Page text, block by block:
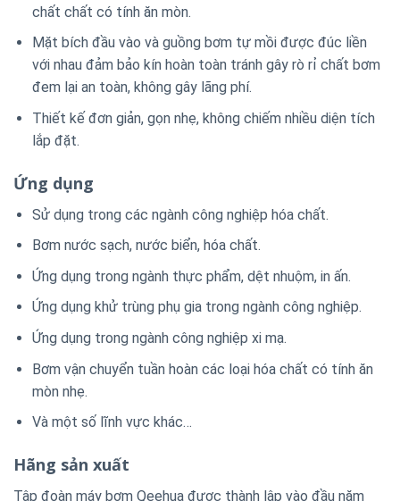
chất chất có tính ăn mòn.
Mặt bích đầu vào và guồng bơm tự mồi được đúc liền
với nhau đảm bảo kín hoàn toàn tránh gây rò rỉ chất bơm
đem lại an toàn, không gây lãng phí.
Thiết kế đơn giản, gọn nhẹ, không chiếm nhiều diện tích
lắp đặt.
Ứng dụng
Sử dụng trong các ngành công nghiệp hóa chất.
Bơm nước sạch, nước biển, hóa chất.
Ứng dụng trong ngành thực phẩm, dệt nhuộm, in ấn.
Ứng dụng khử trùng phụ gia trong ngành công nghiệp.
Ứng dụng trong ngành công nghiệp xi mạ.
Bơm vận chuyển tuần hoàn các loại hóa chất có tính ăn
mòn nhẹ.
Và một số lĩnh vực khác…
Hãng sản xuất
Tập đoàn máy bơm Qeehua được thành lập vào đầu năm